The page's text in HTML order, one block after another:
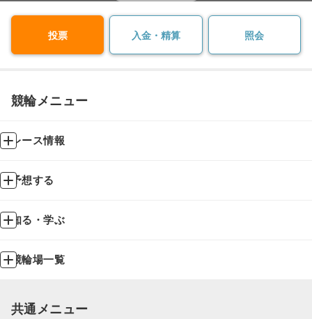
投票 入金・精算 照会
競輪メニュー
レース情報
予想する
知る・学ぶ
競輪場一覧
共通メニュー